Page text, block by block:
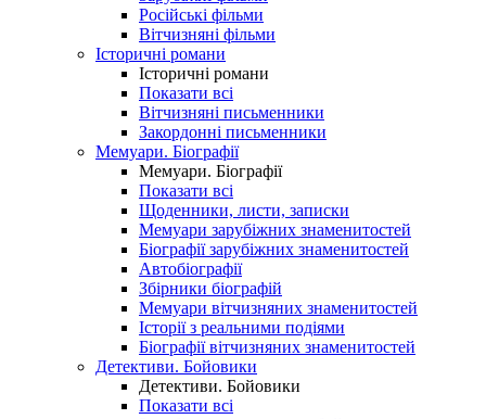
Російські фільми
Вітчизняні фільми
Історичні романи
Історичні романи
Показати всі
Вітчизняні письменники
Закордонні письменники
Мемуари. Біографії
Мемуари. Біографії
Показати всі
Щоденники, листи, записки
Мемуари зарубіжних знаменитостей
Біографії зарубіжних знаменитостей
Автобіографії
Збірники біографій
Мемуари вітчизняних знаменитостей
Історії з реальними подіями
Біографії вітчизняних знаменитостей
Детективи. Бойовики
Детективи. Бойовики
Показати всі